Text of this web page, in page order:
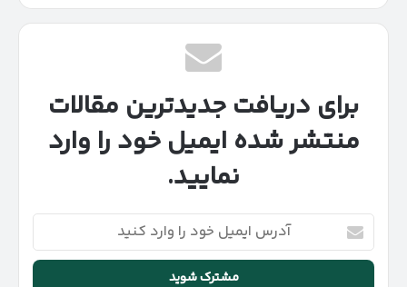
برای دریافت جدیدترین مقالات
منتشر شده ایمیل خود را وارد
نمایید.
آدرس
ایمیل
خود